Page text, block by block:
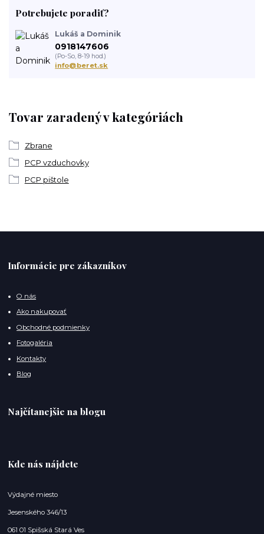
Tovar zaradený v kategóriách
Zbrane
PCP vzduchovky
PCP pištole
Potrebujete poradiť?
Lukáš a Dominik
0918147606
(Po-So, 8-19 hod.)
info@beret.sk
Informácie pre zákazníkov
O nás
Ako nakupovať
Obchodné podmienky
Fotogaléria
Kontakty
Blog
Najčítanejšie na blogu
Kde nás nájdete
Výdajné miesto
Jesenského 346/13
061 01 Spišská Stará Ves